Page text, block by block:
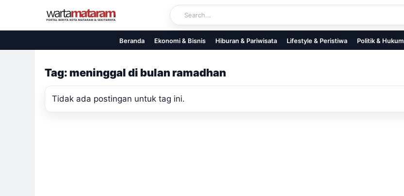
content
Beranda Ekonomi & Bisnis Hiburan & Pariwisata Lifestyle & Peristiwa Politik & Hukum
Tag: meninggal di bulan ramadhan
Tidak ada postingan untuk tag ini.